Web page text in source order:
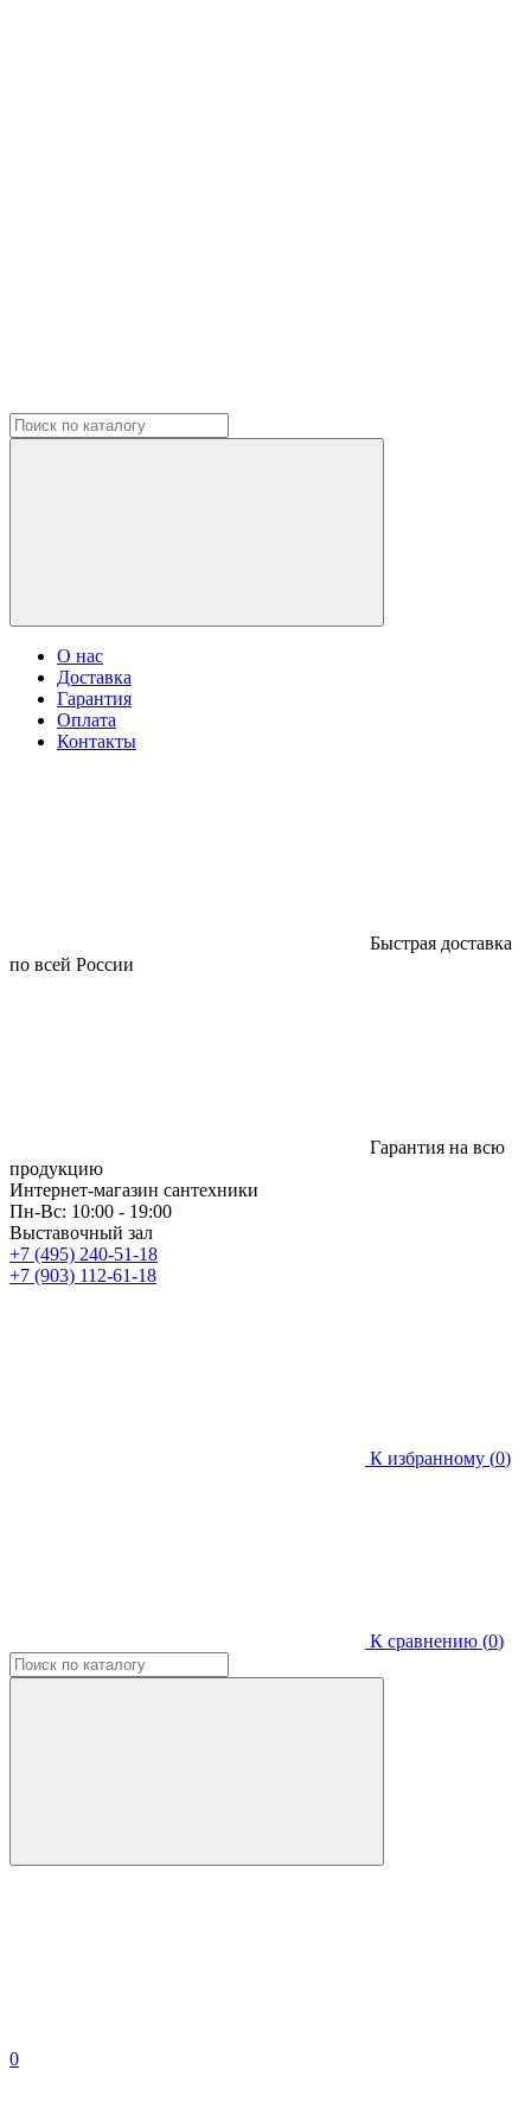
О нас
Доставка
Гарантия
Оплата
Контакты
Быстрая доставка
по всей России
Гарантия на всю
продукцию
Интернет-магазин сантехники
Пн-Вс: 10:00 - 19:00
Выставочный зал
+7 (495) 240-51-18
+7 (903) 112-61-18
К избранному (0)
К сравнению (0)
0